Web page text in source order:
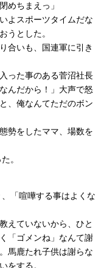
めちまえっ」
よスポーツタイムだな
うとした。
合いも、国連軍に引き
った事のある菅沼社長
んだから！」大声で怒
、俺なんてただのボン
勢をしたママ、場数を
。
「喧嘩する事はよくな
えていないから、ひと
「ゴメンね」なんて謝
馬鹿たれ子供は謝らな
をする。